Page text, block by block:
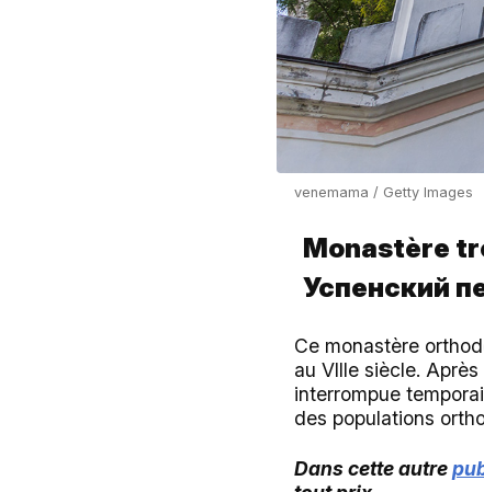
venemama / Getty Images
Monastère
Успенский
Ce monastère
au VIIIe siècle.
interrompue
des populations
Dans cette autre